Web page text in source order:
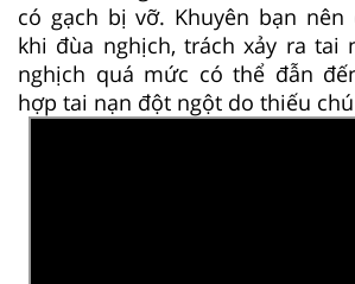
có gạch bị vỡ. Khuyên bạn nên
khi đùa nghịch, trách xảy ra tai
nghịch quá mức có thể đẫn
hợp tai nạn đột ngột do thiếu